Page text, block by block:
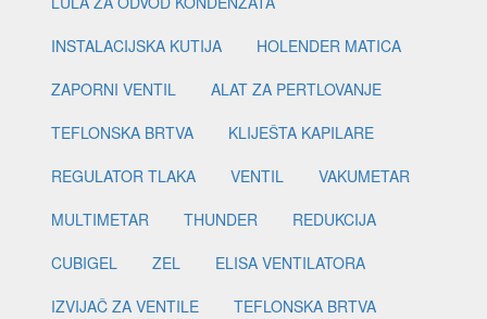
INSTALACIJSKA KUTIJA
HOLENDER MATICA
ZAPORNI VENTIL
ALAT ZA PERTLOVANJE
TEFLONSKA BRTVA
KLIJEŠTA KAPILARE
REGULATOR TLAKA
VENTIL
VAKUMETAR
MULTIMETAR
THUNDER
REDUKCIJA
CUBIGEL
ZEL
ELISA VENTILATORA
IZVIJAČ ZA VENTILE
TEFLONSKA BRTVA